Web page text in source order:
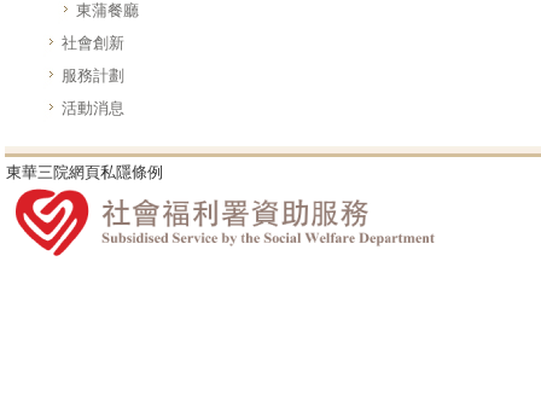
東蒲餐廳
社會創新
服務計劃
活動消息
東華三院網頁私隱條例